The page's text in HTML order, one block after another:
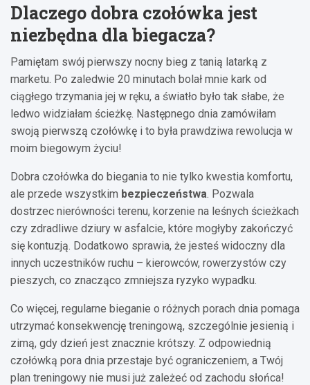
Dlaczego dobra czołówka jest
niezbędna dla biegacza?
Pamiętam swój pierwszy nocny bieg z tanią latarką z
marketu. Po zaledwie 20 minutach bolał mnie kark od
ciągłego trzymania jej w ręku, a światło było tak słabe, że
ledwo widziałam ścieżkę. Następnego dnia zamówiłam
swoją pierwszą czołówkę i to była prawdziwa rewolucja w
moim biegowym życiu!
Dobra czołówka do biegania to nie tylko kwestia komfortu,
ale przede wszystkim bezpieczeństwa. Pozwala
dostrzec nierówności terenu, korzenie na leśnych ścieżkach
czy zdradliwe dziury w asfalcie, które mogłyby zakończyć
się kontuzją. Dodatkowo sprawia, że jesteś widoczny dla
innych uczestników ruchu – kierowców, rowerzystów czy
pieszych, co znacząco zmniejsza ryzyko wypadku.
Co więcej, regularne bieganie o różnych porach dnia pomaga
utrzymać konsekwencję treningową, szczególnie jesienią i
zimą, gdy dzień jest znacznie krótszy. Z odpowiednią
czołówką pora dnia przestaje być ograniczeniem, a Twój
plan treningowy nie musi już zależeć od zachodu słońca!